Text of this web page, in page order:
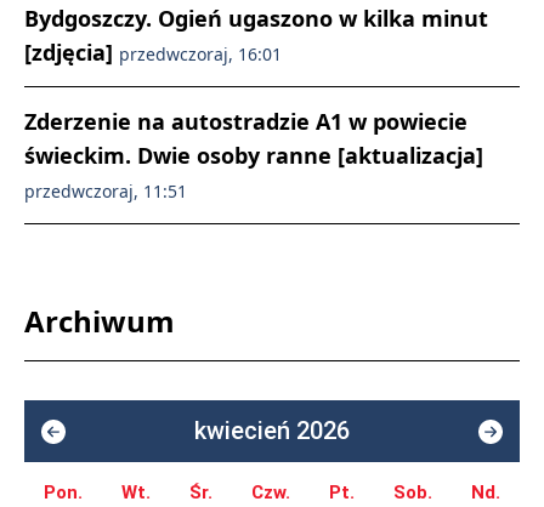
Bydgoszczy. Ogień ugaszono w kilka minut
[zdjęcia] przedwczoraj, 16:01
Zderzenie na autostradzie A1 w powiecie
świeckim. Dwie osoby ranne [aktualizacja]
przedwczoraj, 11:51
Archiwum
kwiecień 2026
Pon. Wt. Śr. Czw. Pt. Sob. Nd.